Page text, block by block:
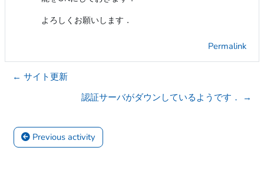
よろしくお願いします．
Permalink
← サイト更新
認証サーバがダウンしているようです． →
Previous activity